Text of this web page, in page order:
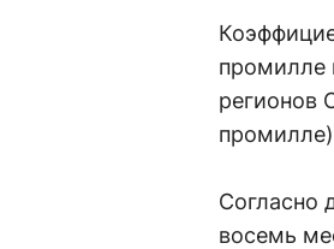
промилле
регионов
Согласно
восемь